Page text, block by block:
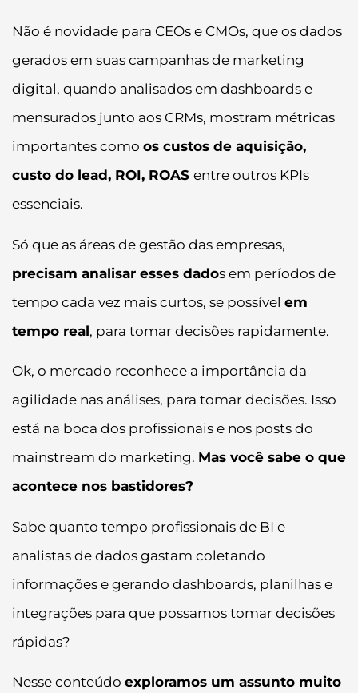
Não é novidade para CEOs e CMOs, que os dados
gerados em suas campanhas de marketing
digital, quando analisados em dashboards e
mensurados junto aos CRMs, mostram métricas
importantes como os custos de aquisição,
custo do lead, ROI, ROAS entre outros KPIs
essenciais.
Só que as áreas de gestão das empresas,
precisam analisar esses dados em períodos de
tempo cada vez mais curtos, se possível em
tempo real, para tomar decisões rapidamente.
Ok, o mercado reconhece a importância da
agilidade nas análises, para tomar decisões. Isso
está na boca dos profissionais e nos posts do
mainstream do marketing. Mas você sabe o que
acontece nos bastidores?
Sabe quanto tempo profissionais de BI e
analistas de dados gastam coletando
informações e gerando dashboards, planilhas e
integrações para que possamos tomar decisões
rápidas?
Nesse conteúdo exploramos um assunto muito